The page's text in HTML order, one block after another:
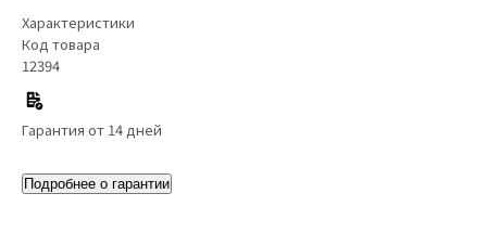
Характеристики
Код товара
12394
Гарантия от 14 дней
Подробнее о гарантии